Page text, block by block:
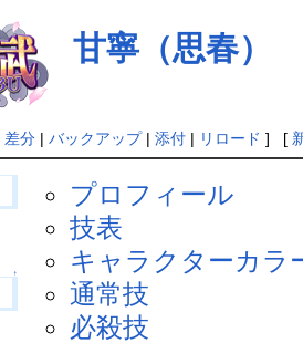
甘寧（思春）
差分| バックアップ| 添付| リロード ] [
↑
プロフィール
技表
キャラクターカラ
通常技
必殺技